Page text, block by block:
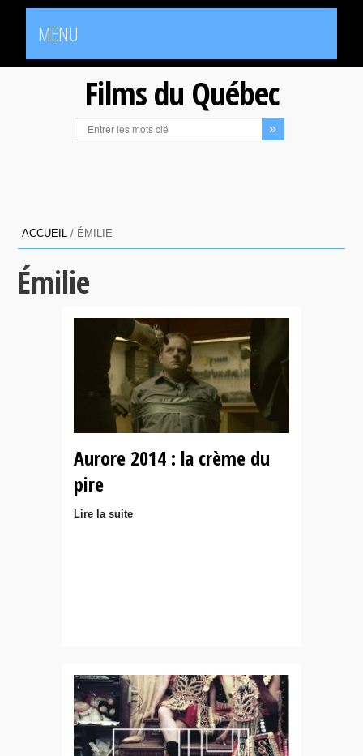
MENU
Films du Québec
ACCUEIL / ÉMILIE
Émilie
Aurore 2014 : la crème du
pire
Lire la suite